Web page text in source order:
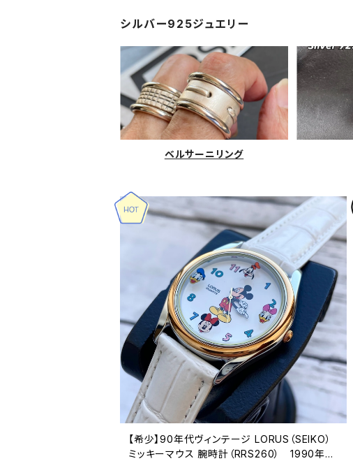
シルバー925ジュエリー
ベルサーニリング
【希少】90年代ヴィンテージ LORUS（SEIKO）
ミッキーマウス 腕時計（RRS260） 1990年代